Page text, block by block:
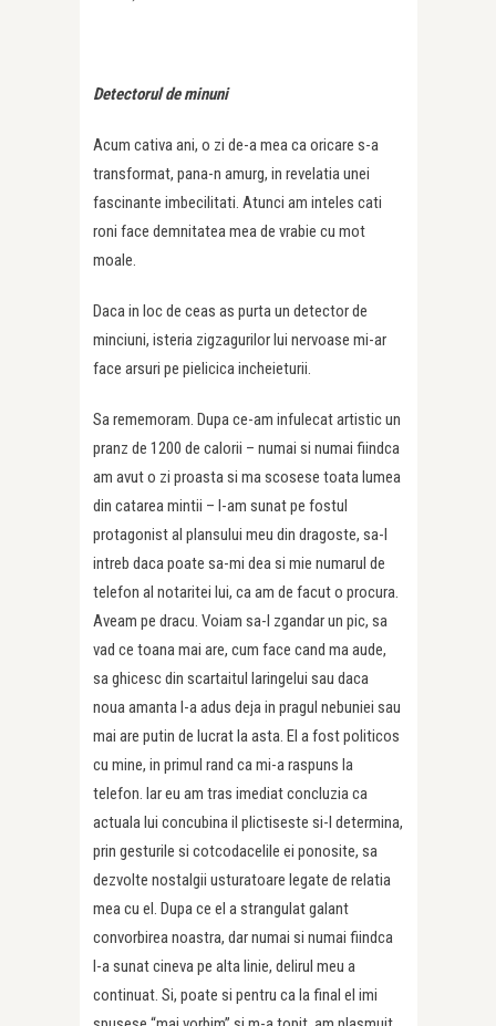
Detectorul de minuni
Acum cativa ani, o zi de-a mea ca oricare s-a
transformat, pana-n amurg, in revelatia unei
fascinante imbecilitati. Atunci am inteles cati
roni face demnitatea mea de vrabie cu mot
moale.
Daca in loc de ceas as purta un detector de
minciuni, isteria zigzagurilor lui nervoase mi-ar
face arsuri pe pielicica incheieturii.
Sa rememoram. Dupa ce-am infulecat artistic un
pranz de 1200 de calorii – numai si numai fiindca
am avut o zi proasta si ma scosese toata lumea
din catarea mintii – l-am sunat pe fostul
protagonist al plansului meu din dragoste, sa-l
intreb daca poate sa-mi dea si mie numarul de
telefon al notaritei lui, ca am de facut o procura.
Aveam pe dracu. Voiam sa-l zgandar un pic, sa
vad ce toana mai are, cum face cand ma aude,
sa ghicesc din scartaitul laringelui sau daca
noua amanta l-a adus deja in pragul nebuniei sau
mai are putin de lucrat la asta. El a fost politicos
cu mine, in primul rand ca mi-a raspuns la
telefon. Iar eu am tras imediat concluzia ca
actuala lui concubina il plictiseste si-l determina,
prin gesturile si cotcodacelile ei ponosite, sa
dezvolte nostalgii usturatoare legate de relatia
mea cu el. Dupa ce el a strangulat galant
convorbirea noastra, dar numai si numai fiindca
l-a sunat cineva pe alta linie, delirul meu a
continuat. Si, poate si pentru ca la final el imi